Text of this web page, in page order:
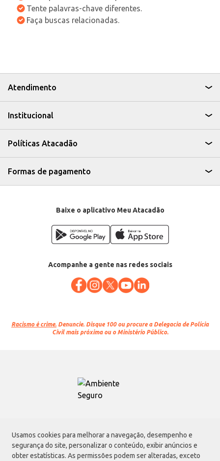
Usamos cookies para melhorar a navegação, desempenho e
segurança do site, personalizar o conteúdo, exibir anúncios e
obter estatísticas. As permissões podem ser alteradas, exceto
Tente palavras-chave diferentes.
Faça buscas relacionadas.
Atendimento
Institucional
Políticas Atacadão
Formas de pagamento
Baixe o aplicativo Meu Atacadão
Acompanhe a gente nas redes sociais
Racismo é crime. Denuncie. Disque 100 ou procure a Delegacia de Polícia
Civil mais próxima ou o Ministério Público.
Atacadão S.A.
Avenida Morvan Dias de Figueiredo, 6169, Vila Maria, São Paulo - SP | CEP
02170-901 | CNPJ: 75.315.333/0001-09